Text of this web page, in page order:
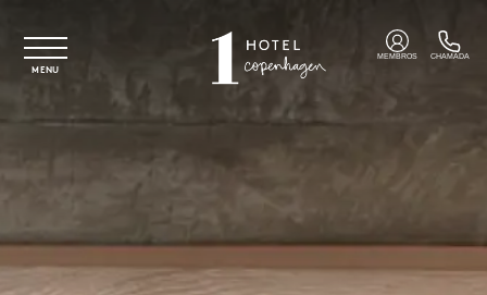
MENU
MEMBROS CHAMADA